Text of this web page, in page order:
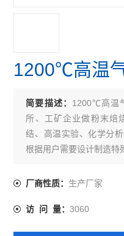
1200℃高温
简要描述： 1200℃高温
所、工矿企业做粉末焙
结、高温实验、化学分
根据用户需要设计制造特
厂商性质： 生产厂家
访 问 量：3060